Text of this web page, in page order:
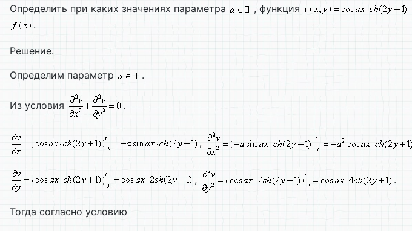
Определить при каких значениях параметра
, функция
.
Решение.
Определим параметр
.
Из условия .
,
, .
Тогда согласно условию